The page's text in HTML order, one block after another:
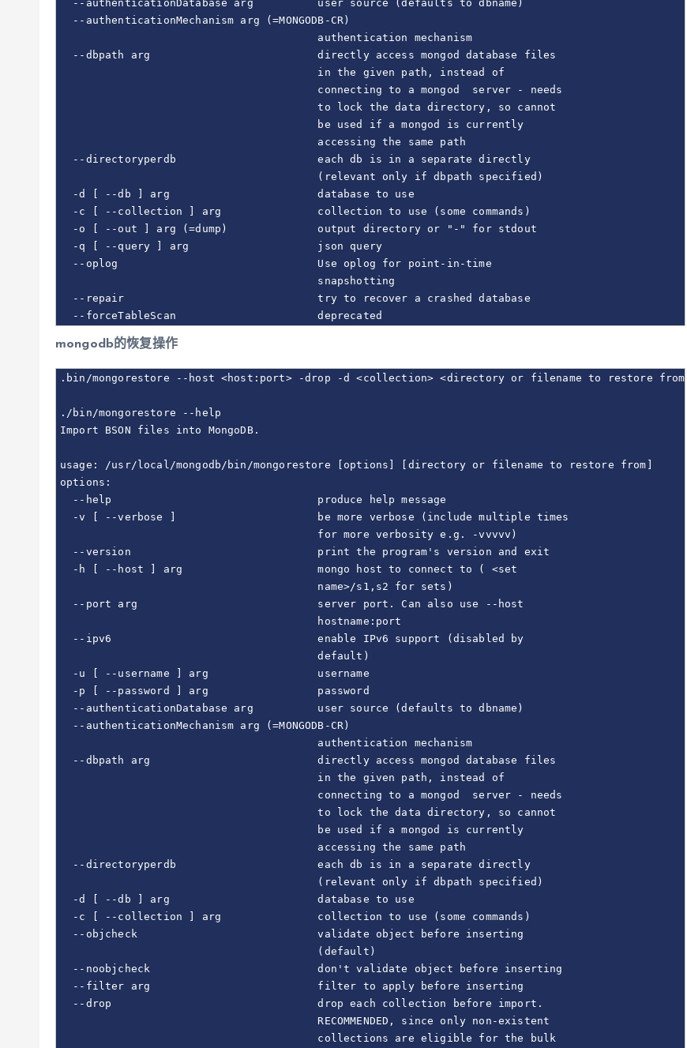
  --authenticationDatabase arg          user source (defaults to dbname)
  --authenticationMechanism arg (=MONGODB-CR)
                                        authentication mechanism
  --dbpath arg                          directly access mongod database files
                                        in the given path, instead of
                                        connecting to a mongod  server - needs
                                        to lock the data directory, so cannot
                                        be used if a mongod is currently
                                        accessing the same path
  --directoryperdb                      each db is in a separate directly
                                        (relevant only if dbpath specified)
  -d [ --db ] arg                       database to use
  -c [ --collection ] arg               collection to use (some commands)
  -o [ --out ] arg (=dump)              output directory or "-" for stdout
  -q [ --query ] arg                    json query
  --oplog                               Use oplog for point-in-time
                                        snapshotting
  --repair                              try to recover a crashed database
  --forceTableScan                      deprecated
mongodb的恢复操作
.bin/mongorestore --host <host:port> -drop -d <collection> <directory or filename to restore from>
./bin/mongorestore --help
Import BSON files into MongoDB.
usage: /usr/local/mongodb/bin/mongorestore [options] [directory or filename to restore from]
options:
  --help                                produce help message
  -v [ --verbose ]                      be more verbose (include multiple times
                                        for more verbosity e.g. -vvvvv)
  --version                             print the program's version and exit
  -h [ --host ] arg                     mongo host to connect to ( <set
                                        name>/s1,s2 for sets)
  --port arg                            server port. Can also use --host
                                        hostname:port
  --ipv6                                enable IPv6 support (disabled by
                                        default)
  -u [ --username ] arg                 username
  -p [ --password ] arg                 password
  --authenticationDatabase arg          user source (defaults to dbname)
  --authenticationMechanism arg (=MONGODB-CR)
                                        authentication mechanism
  --dbpath arg                          directly access mongod database files
                                        in the given path, instead of
                                        connecting to a mongod  server - needs
                                        to lock the data directory, so cannot
                                        be used if a mongod is currently
                                        accessing the same path
  --directoryperdb                      each db is in a separate directly
                                        (relevant only if dbpath specified)
  -d [ --db ] arg                       database to use
  -c [ --collection ] arg               collection to use (some commands)
  --objcheck                            validate object before inserting
                                        (default)
  --noobjcheck                          don't validate object before inserting
  --filter arg                          filter to apply before inserting
  --drop                                drop each collection before import.
                                        RECOMMENDED, since only non-existent
                                        collections are eligible for the bulk